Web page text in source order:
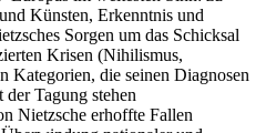
Künsten, Erkenntnis und
Sorgen um das Schicksal
Krisen (Nihilismus,
Kategorien, die seinen Diagnosen
Tagung stehen
Nietzsche erhoffte Fallen